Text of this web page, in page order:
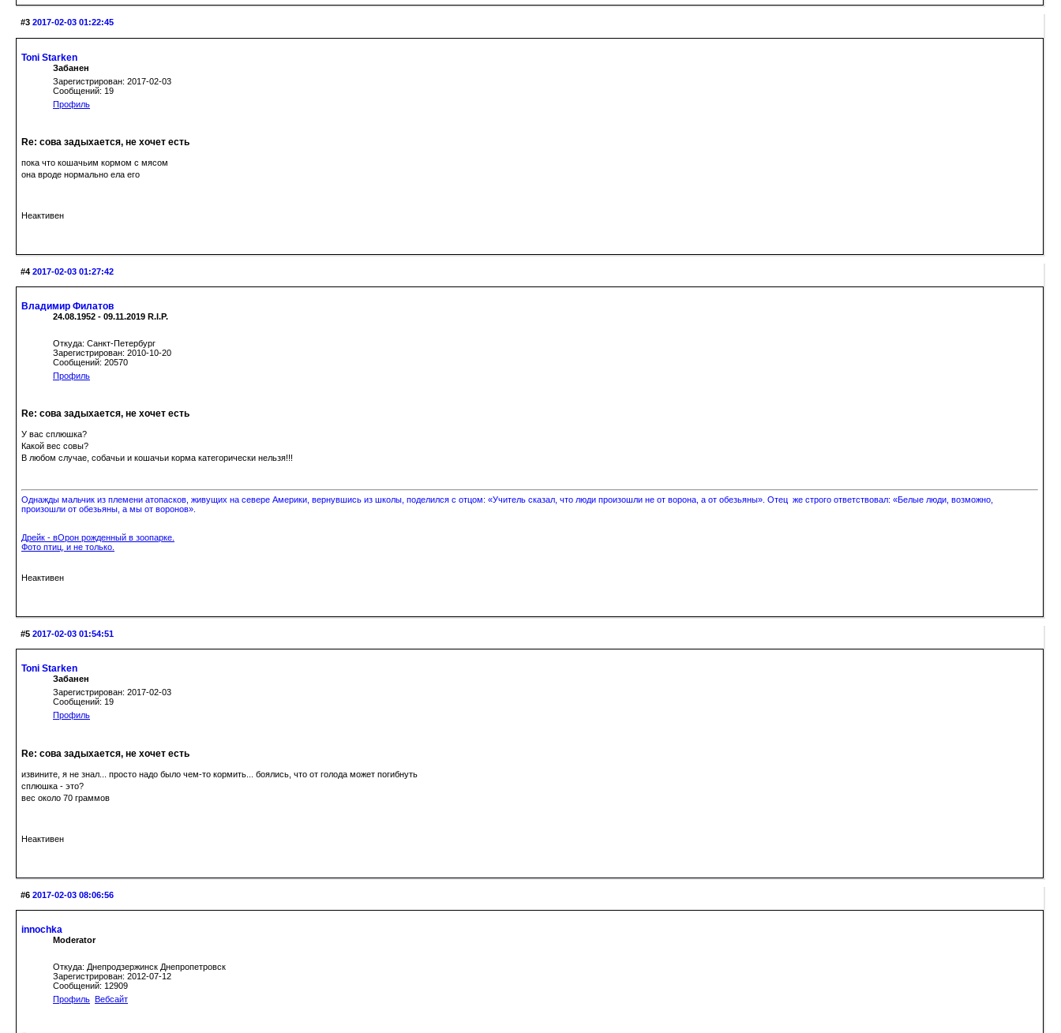
#3 2017-02-03 01:22:45
Toni Starken
Забанен
Зарегистрирован: 2017-02-03
Сообщений: 19
Профиль
Re: сова задыхается, не хочет есть
пока что кошачьим кормом с мясом
она вроде нормально ела его
Неактивен
#4 2017-02-03 01:27:42
Владимир Филатов
24.08.1952 - 09.11.2019 R.I.P.
Откуда: Санкт-Петербург
Зарегистрирован: 2010-10-20
Сообщений: 20570
Профиль
Re: сова задыхается, не хочет есть
У вас сплюшка?
Какой вес совы?
В любом случае, собачьи и кошачьи корма категорически нельзя!!!
Однажды мальчик из племени атопасков, живущих на севере Америки, вернувшись из школы, поделился с отцом: «Учитель сказал, что люди произошли не от ворона, а от обезьяны». Отец же строго ответствовал: «Белые люди, возможно,
произошли от обезьяны, а мы от воронов».
Дрейк - вОрон рожденный в зоопарке.
Фото птиц, и не только.
Неактивен
#5 2017-02-03 01:54:51
Toni Starken
Забанен
Зарегистрирован: 2017-02-03
Сообщений: 19
Профиль
Re: сова задыхается, не хочет есть
извините, я не знал... просто надо было чем-то кормить... боялись, что от голода может погибнуть
сплюшка - это?
вес около 70 граммов
Неактивен
#6 2017-02-03 08:06:56
innochka
Moderator
Откуда: Днепродзержинск Днепропетровск
Зарегистрирован: 2012-07-12
Сообщений: 12909
Профиль Вебсайт